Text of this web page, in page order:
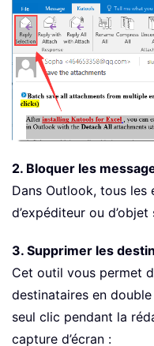
2. Bloquer les
Dans Outlook, tous les
d’expéditeur ou
3. Supprimer les
Cet outil vous permet
destinataires en
seul clic pendant la
capture d’écran :